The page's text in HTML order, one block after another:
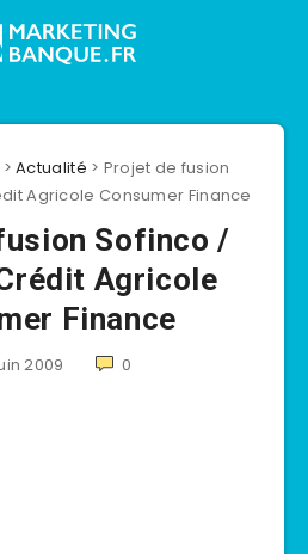
>Actualité > Projet de fusion
Agricole Consumer Finance
Sofinco /
Agricole
Finance
2009 0